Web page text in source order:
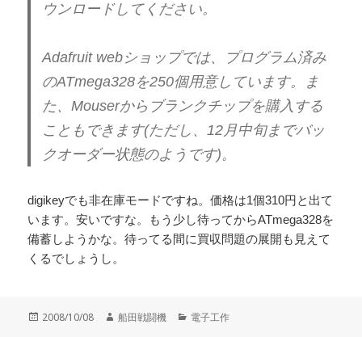
ウンロードしてください。
Adafruit webショップでは、プログラム済み
のATmega328を250個用意しています。ま
た、Mouserからブランクチップを購入する
こともできます(ただし、12月中旬までバッ
クオーダー状態のようです)。
digikeyでも非在庫モードですね。価格は1個310円と出て
います。安いですな。もう少し待ってからATmega328を
備蓄しようかな。待ってる間に買収問題の展開も見えて
くるでしょうし。
投
2008/10/08
作
船田戦闘機
カ
電子工作